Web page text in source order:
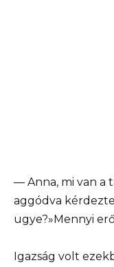
— Anna, mi van a
aggódva
ugye?»Mennyi
Igazság volt